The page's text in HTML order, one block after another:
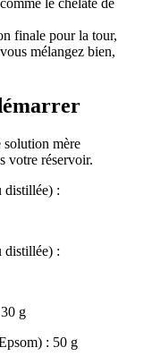
finale pour la tour,
mélangez bien,
solution mère
votre réservoir.
distillée) :
distillée) :
g
: 50 g